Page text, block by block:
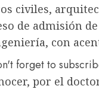
civiles,
de admisión
con
forget to
por el